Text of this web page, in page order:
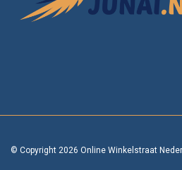
© Copyright 2026 Online Winkelstraat